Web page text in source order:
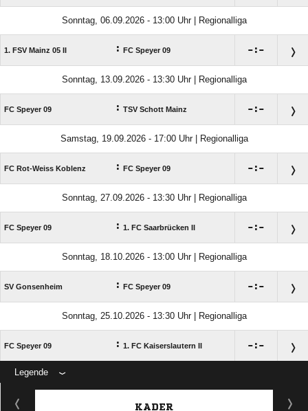
Sonntag, 06.09.2026 - 13:00 Uhr | Regionalliga
1. FSV Mainz 05 II : FC Speyer 09 :
Sonntag, 13.09.2026 - 13:30 Uhr | Regionalliga
FC Speyer 09 : TSV Schott Mainz :
Samstag, 19.09.2026 - 17:00 Uhr | Regionalliga
FC Rot-Weiss Koblenz : FC Speyer 09 :
Sonntag, 27.09.2026 - 13:30 Uhr | Regionalliga
FC Speyer 09 : 1. FC Saarbrücken II :
Sonntag, 18.10.2026 - 13:00 Uhr | Regionalliga
SV Gonsenheim : FC Speyer 09 :
Sonntag, 25.10.2026 - 13:30 Uhr | Regionalliga
FC Speyer 09 : 1. FC Kaiserslautern II :
Legende
ANZEIGE
KADER